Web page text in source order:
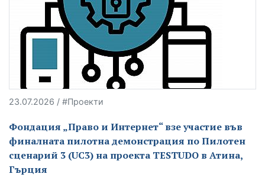
23.07.2026 / #Проекти
Фондация „Право и Интернет“ взе участие във
финалната пилотна демонстрация по Пилотен
сценарий 3 (UC3) на проекта TESTUDO в Атина,
Гърция